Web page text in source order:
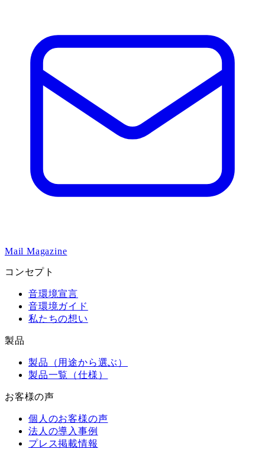
Mail Magazine
コンセプト
音環境宣言
音環境ガイド
私たちの想い
製品
製品（用途から選ぶ）
製品一覧（仕様）
お客様の声
個人のお客様の声
法人の導入事例
プレス掲載情報